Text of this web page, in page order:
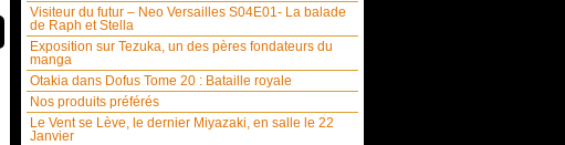
Visiteur du futur – Neo Versailles S04E01- La balade
de Raph et Stella
Exposition sur Tezuka, un des pères fondateurs du
manga
Otakia dans Dofus Tome 20 : Bataille royale
Nos produits préférés
Le Vent se Lève, le dernier Miyazaki, en salle le 22
Janvier